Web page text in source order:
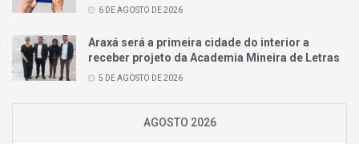
6 DE AGOSTO DE 2026
Araxá será a primeira cidade do interior a
receber projeto da Academia Mineira de Letras
5 DE AGOSTO DE 2026
AGOSTO 2026